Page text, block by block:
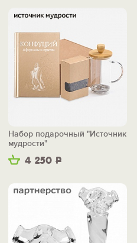
4 250 Р
Набор подарочный "Источник
мудрости"